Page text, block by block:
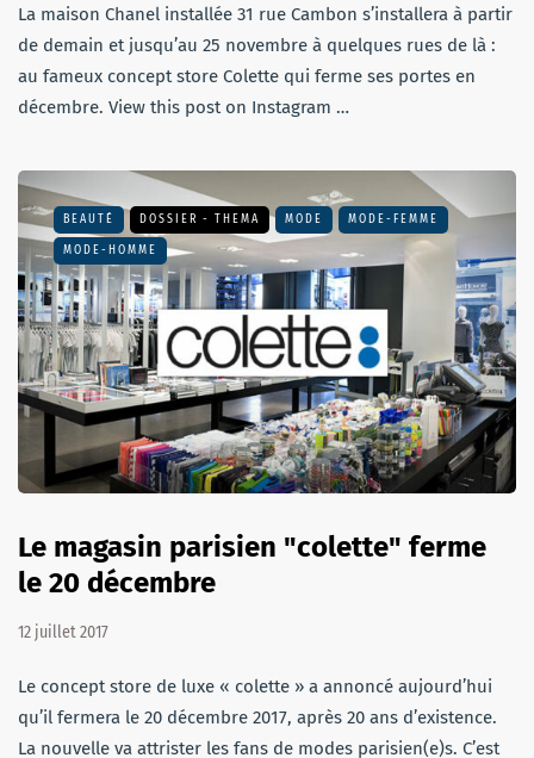
La maison Chanel installée 31 rue Cambon s’installera à partir
de demain et jusqu’au 25 novembre à quelques rues de là :
au fameux concept store Colette qui ferme ses portes en
décembre. View this post on Instagram …
BEAUTÉ DOSSIER - THEMA MODE MODE-FEMME
MODE-HOMME
Le magasin parisien "colette" ferme
le 20 décembre
12 juillet 2017
Le concept store de luxe « colette » a annoncé aujourd’hui
qu’il fermera le 20 décembre 2017, après 20 ans d’existence.
La nouvelle va attrister les fans de modes parisien(e)s. C’est